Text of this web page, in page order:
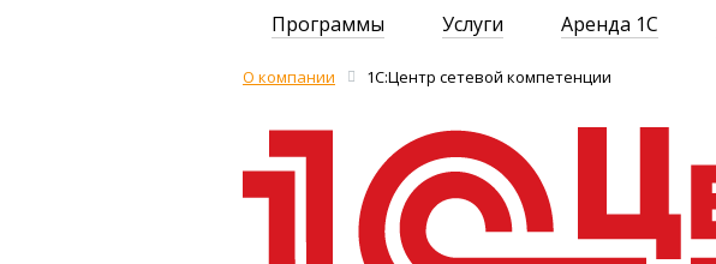
Программы Услуги Аренда 1С
О компании 1С:Центр сетевой компетенции